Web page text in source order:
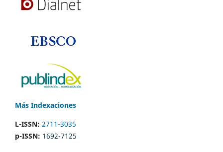
Más Indexaciones
L-ISSN: 2711-3035
p-ISSN: 1692-7125